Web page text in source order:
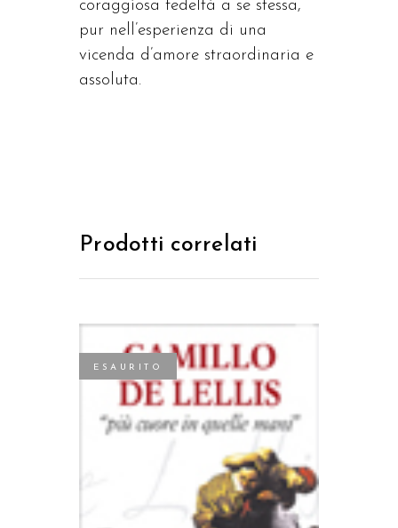
coraggiosa fedeltà a se stessa,
pur nell’esperienza di una
vicenda d’amore straordinaria e
assoluta.
Prodotti correlati
ESAURITO
LEGGI TUTTO